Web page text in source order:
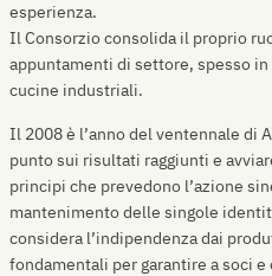
esperienza.
Il Consorzio consolida il proprio
appuntamenti di settore, spesso
cucine industriali.
Il 2008 è l’anno del ventennale di
punto sui risultati raggiunti e
principi che prevedono l’azione
mantenimento delle singole
considera l’indipendenza dai
fondamentali per garantire a soci